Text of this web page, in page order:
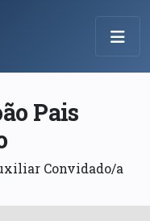
Pais
Convidado/a